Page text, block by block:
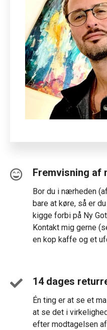
Fremvisning af
Bor du i nærheden
bare at køre, så er
kigge forbi på Ny
Kontakt mig gerne
en kop kaffe og et
14 dages
Én ting er at se et
at se det i
efter modtagelsen